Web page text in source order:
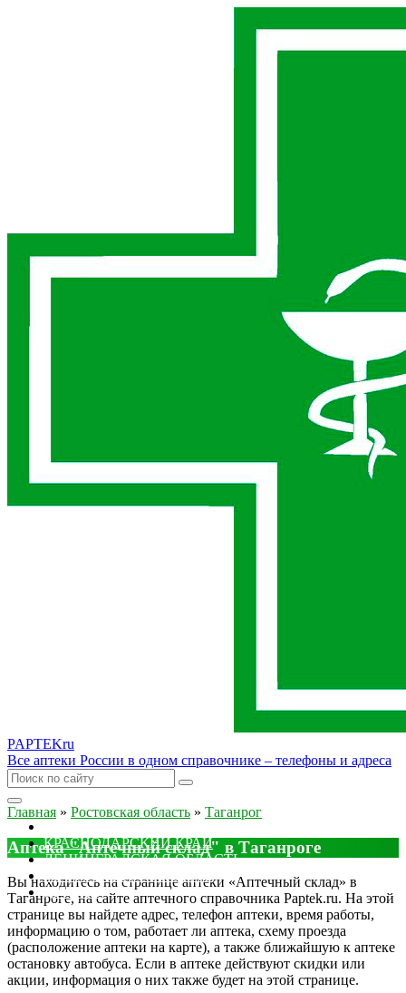
PAPTEKru
Все аптеки России в одном справочнике – телефоны и адреса
КРАСНОДАРСКИЙ КРАЙ
ЛЕНИНГРАДСКАЯ ОБЛАСТЬ
ДРУГИЕ
Главная » Ростовская область » Таганрог
Аптека "Аптечный склад" в Таганроге
Вы находитесь на странице аптеки «Аптечный склад» в
Таганроге, на сайте аптечного справочника Paptek.ru. На этой
странице вы найдете адрес, телефон аптеки, время работы,
информацию о том, работает ли аптека, схему проезда
(расположение аптеки на карте), а также ближайшую к аптеке
остановку автобуса. Если в аптеке действуют скидки или
акции, информация о них также будет на этой странице.